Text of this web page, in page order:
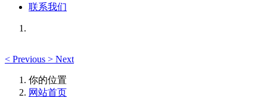
联系我们
< Previous > Next
你的位置
网站首页